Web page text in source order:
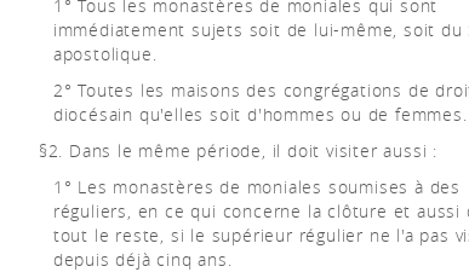
1° Tous les monastères de moniales qui sont
immédiatement sujets soit de lui-même, soit du
apostolique.
2° Toutes les maisons des congrégations de
diocésain qu'elles soit d'hommes ou de femmes.
§2. Dans le même période, il doit visiter aussi :
1° Les monastères de moniales soumises à des
réguliers, en ce qui concerne la clôture et aussi
tout le reste, si le supérieur régulier ne l'a pas
depuis déjà cinq ans.